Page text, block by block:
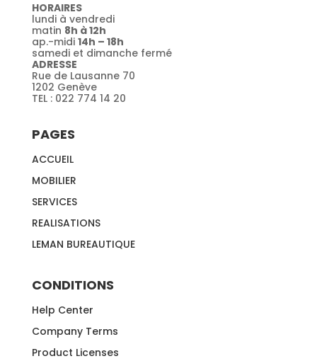
HORAIRES
lundi à vendredi
matin 8h à 12h
ap.-midi 14h – 18h
samedi et dimanche fermé
ADRESSE
Rue de Lausanne 70
1202 Genève
TEL : 022 774 14 20
PAGES
ACCUEIL
MOBILIER
SERVICES
REALISATIONS
LEMAN BUREAUTIQUE
CONDITIONS
Help Center
Company Terms
Product Licenses